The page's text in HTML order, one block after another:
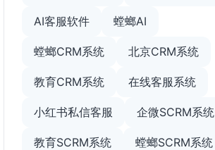
AI客服软件 螳螂AI
螳螂CRM系统 北京CRM系统
教育CRM系统 在线客服系统
小红书私信客服 企微SCRM系统
教育SCRM系统 螳螂SCRM系统